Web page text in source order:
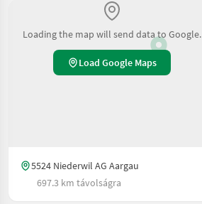
Loading the map will send data to Google.
Load Google Maps
5524 Niederwil AG Aargau
697.3 km távolságra